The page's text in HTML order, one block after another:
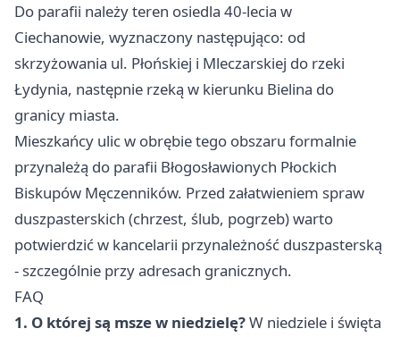
Do parafii należy teren osiedla 40-lecia w
Ciechanowie, wyznaczony następująco: od
skrzyżowania ul. Płońskiej i Mleczarskiej do rzeki
Łydynia, następnie rzeką w kierunku Bielina do
granicy miasta.
Mieszkańcy ulic w obrębie tego obszaru formalnie
przynależą do parafii Błogosławionych Płockich
Biskupów Męczenników. Przed załatwieniem spraw
duszpasterskich (chrzest, ślub, pogrzeb) warto
potwierdzić w kancelarii przynależność duszpasterską
- szczególnie przy adresach granicznych.
FAQ
1. O której są msze w niedzielę?W niedziele i święta